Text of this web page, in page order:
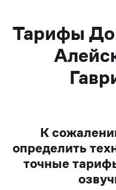
Тарифы
К
определить
точные